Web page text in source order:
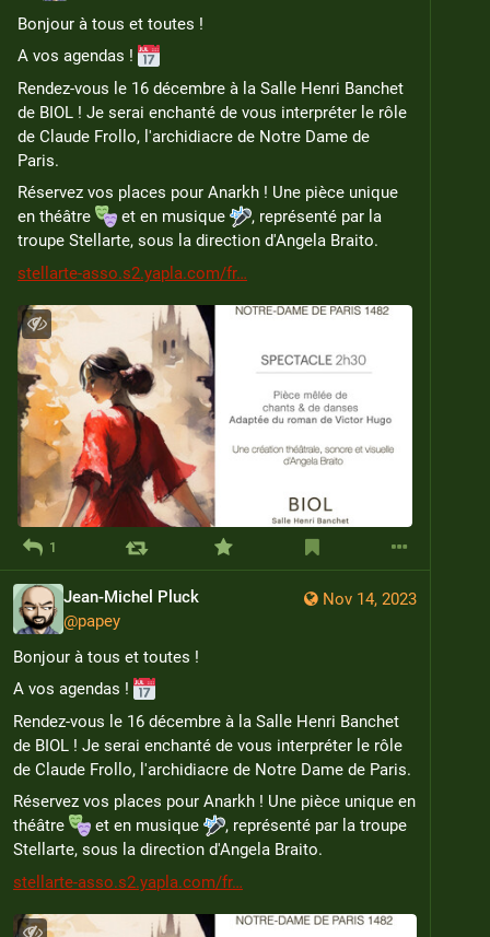
Bonjour à tous et toutes !
A vos agendas !
Rendez-vous le 16 décembre à la Salle Henri Banchet
de BIOL ! Je serai enchanté de vous interpréter le rôle
de Claude Frollo, l'archidiacre de Notre Dame de
Paris.
Réservez vos places pour Anarkh ! Une pièce unique
en théâtre
et en musique
, représenté par la
troupe Stellarte, sous la direction d'Angela Braito.
stellarte-asso.s2.yapla.com/fr
1
Nov 14, 2023
Jean-Michel Pluck
@papey
Bonjour à tous et toutes !
A vos agendas !
Rendez-vous le 16 décembre à la Salle Henri Banchet
de BIOL ! Je serai enchanté de vous interpréter le rôle
de Claude Frollo, l'archidiacre de Notre Dame de Paris.
Réservez vos places pour Anarkh ! Une pièce unique en
théâtre
et en musique
, représenté par la troupe
Stellarte, sous la direction d'Angela Braito.
stellarte-asso.s2.yapla.com/fr